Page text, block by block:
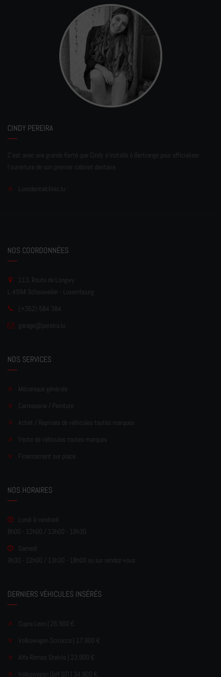
CINDY PEREIRA
C'est avec une grande fierté que Cindy s'installe à Bertrange pour officialiser
l'ouverture de son premier cabinet dentaire.
Luxedentalclinic.lu
NOS COORDONNÉES
113, Route de Longwy
L-4994 Schouweiler - Luxembourg
(+352) 584 384
garage@pereira.lu
NOS SERVICES
Mécanique générale
Carrosserie / Peinture
Achat / Reprises de véhicules toutes marques
Vente de véhicules toutes marques
Financement sur place
NOS HORAIRES
Lundi à vendredi
8h00 - 12h00 / 13h00 - 18h30
Samedi
9h30 - 12h00 / 13h30 - 18h00 ou sur rendez-vous
DERNIERS VÉHICULES INSÉRÉS
Cupra Leon | 26.900 €
Volkswagen Scirocco | 17.900 €
Alfa Romeo Stelvio | 23.900 €
Volkswagen Golf GTI | 34.900 €